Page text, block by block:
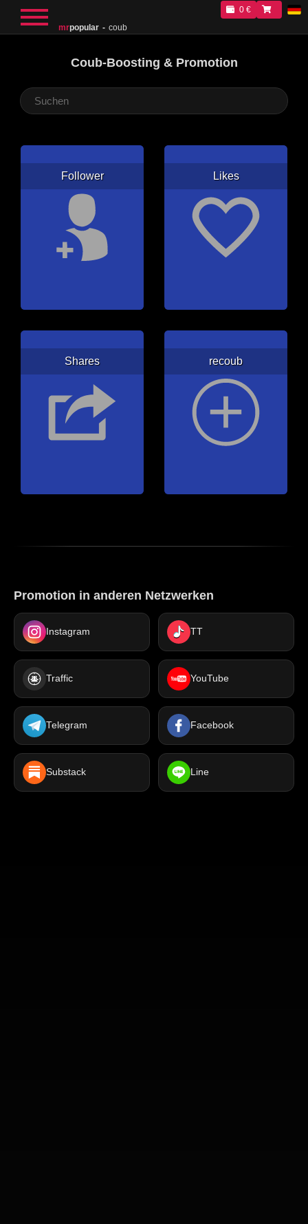
mrpopular coub
0 €
Coub-Boosting & Promotion
Follower Likes
Shares recoub
Promotion in anderen Netzwerken
Instagram TT
Traffic YouTube
Telegram Facebook
Substack Line